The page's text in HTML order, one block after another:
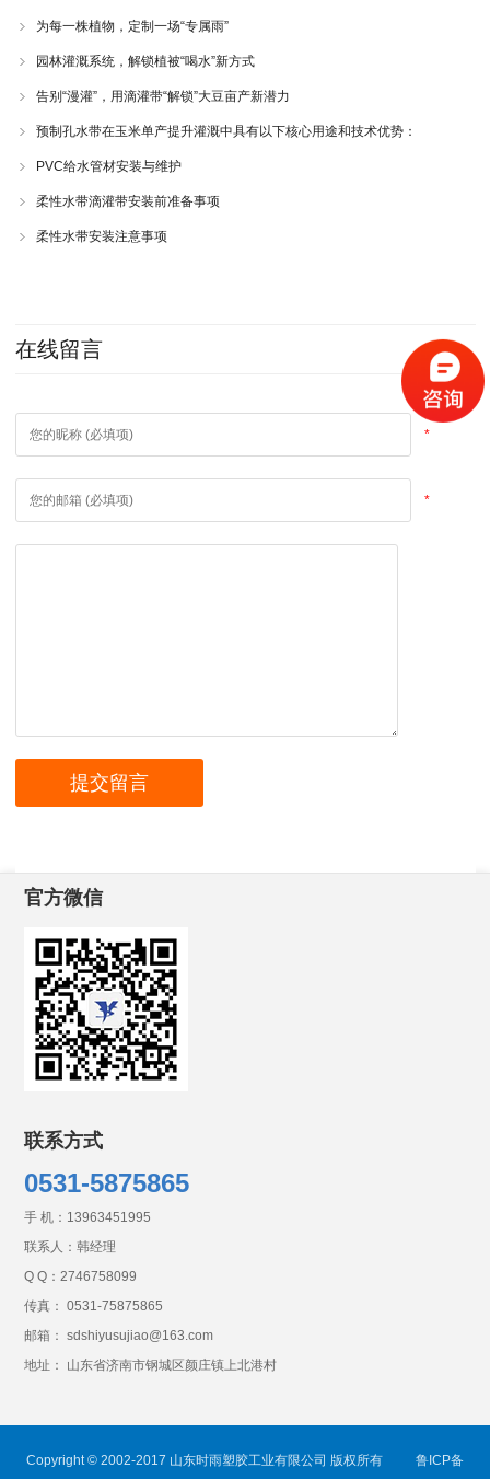
为每一株植物，定制一场“专属雨”
园林灌溉系统，解锁植被“喝水”新方式
告别“漫灌”，用滴灌带“解锁”大豆亩产新潜力
预制孔水带在玉米单产提升灌溉中具有以下核心用途和技术优势：
PVC给水管材安装与维护
柔性水带滴灌带安装前准备事项
柔性水带安装注意事项
在线留言
*
*
官方微信
联系方式
0531-5875865
手 机： 13963451995
联系人：韩经理
Q Q： 2746758099
传真： 0531-75875865
邮箱： sdshiyusujiao@163.com
地址： 山东省济南市钢城区颜庄镇上北港村
Copyright © 2002-2017 山东时雨塑胶工业有限公司 版权所有 鲁ICP备